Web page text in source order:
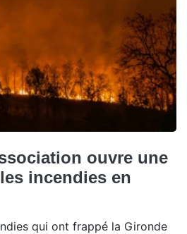
ouvre une
incendies en
qui ont frappé la Gironde